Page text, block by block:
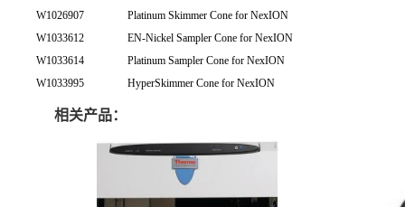
W1026907
Platinum Skimmer Cone for NexION
W1033612
EN-Nickel Sampler Cone for NexION
W1033614
Platinum Sampler Cone for NexION
W1033995
HyperSkimmer Cone for NexION
相关产品：